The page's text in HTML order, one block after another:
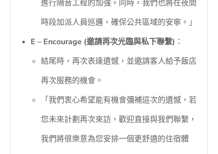
進行隔音工程的加強。同時，我們也將在夜間
時段加派人員巡邏，確保公共區域的安寧。」
E – Encourage (邀請再次光臨與私下聯繫) ：
結尾時，再次表達遺憾，並邀請客人給予飯店
再次服務的機會。
「我們衷心希望能有機會彌補這次的遺憾，若
您未來計劃再次來訪，歡迎直接與我們聯繫，
我們將很樂意為您安排一個更舒適的住宿體